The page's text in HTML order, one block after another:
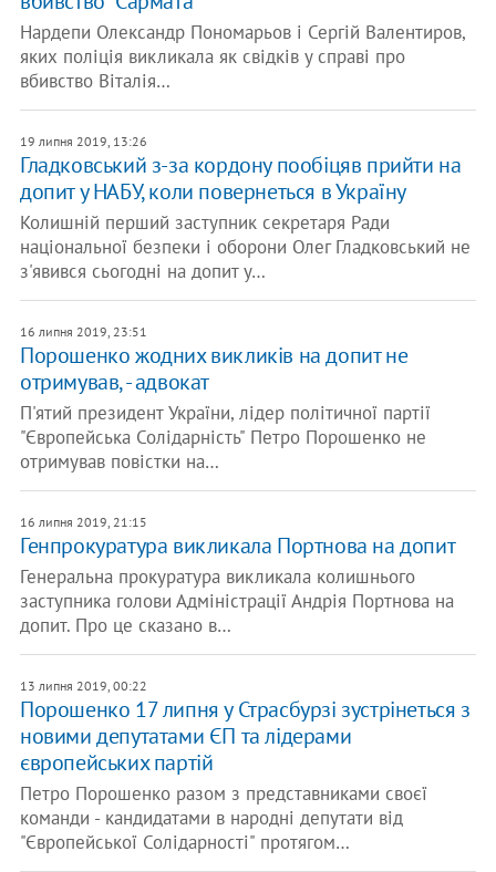
Нардепи Олександр Пономарьов і Сергій Валентиров,
яких поліція викликала як свідків у справі про
вбивство Віталія…
19 липня 2019, 13:26
Гладковський з-за кордону пообіцяв прийти на
допит у НАБУ, коли повернеться в Україну
Колишній перший заступник секретаря Ради
національної безпеки і оборони Олег Гладковський не
з'явився сьогодні на допит у…
16 липня 2019, 23:51
Порошенко жодних викликів на допит не
отримував, - адвокат
П'ятий президент України, лідер політичної партії
"Європейська Солідарність" Петро Порошенко не
отримував повістки на…
16 липня 2019, 21:15
Генпрокуратура викликала Портнова на допит
Генеральна прокуратура викликала колишнього
заступника голови Адміністрації Андрія Портнова на
допит. Про це сказано в…
13 липня 2019, 00:22
Порошенко 17 липня у Страсбурзі зустрінеться з
новими депутатами ЄП та лідерами
європейських партій
Петро Порошенко разом з представниками своєї
команди - кандидатами в народні депутати від
"Європейської Солідарності" протягом…